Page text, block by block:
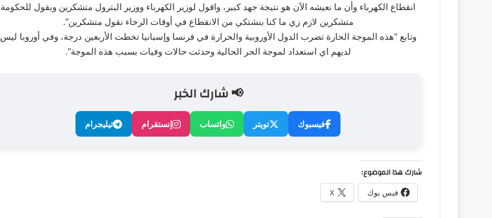
انقطاع الكهرباء وأن ما نعيشه الآن هو نتيجة جهد كبير، واقول لوزير الكهرباء ووزير البترول متشكرين وبقول للحكومة
متشكرين لازم زي ما كنا بنشتكي من الانقطاع في أوقات الرخاء نقول متشكرين”.
وتابع “هذه الموجة الحارة تضرب الدول الأوروبية والحرارة في فرنسا وإسبانيا تخطت الأربعين درجة، وفي أوروبا ليس
لديهم اي استعداد لموجة الحر الحالية وحدثت حالات وفيات بسبب هذه الموجة”.
📢 شارك الخبر
فيسبوك تويتر واتساب إنستقرام تيليجرام
شارك هذا الموضوع:
فيس بوك X